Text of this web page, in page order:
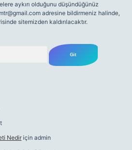
aykırı olduğunu düşündüğünüz
adresine bildirmeniz halinde,
sitemizden kaldırılacaktır.
Nedir için admin